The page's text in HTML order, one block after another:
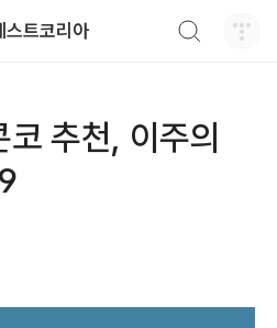
스트코리아
추천, 이주의